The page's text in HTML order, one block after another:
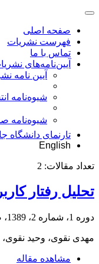
صفحه اصلی
فهرست نشریات
تماس با ما
آیین‌نامه‌های
آیین نامه
شیوه‌نامه
شیوهنامه
تارنمای دانشگاه
English
تعداد مقالات: 2
تحلیل رفتار
دوره 1، شماره 2، 1389، صفحه
مهدی نقوی، وحید نقوی،
مشاهده مقاله